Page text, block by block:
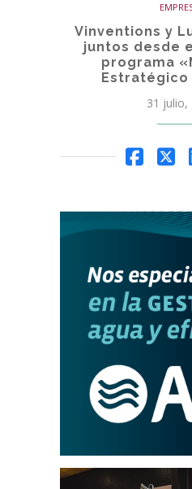
Vinventions y
juntos desde
programa
Estratégico
31 julio,